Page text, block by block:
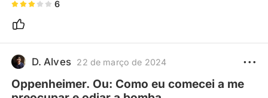
passado antes do som. Entendo a grandeza e
complexidade do assunto, é assunto de grande
importância tanto para interessados em ciência
aí entra a formula do diretor, o excesso de
6
D. Alves 22 de março de 2024
Oppenheimer. Ou: Como eu comecei a me